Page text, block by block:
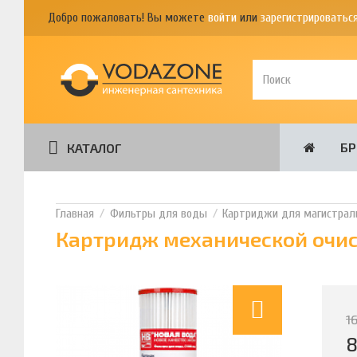
Добро пожаловать! Вы можете войти или
КАТАЛОГ
Фильтры для воды Картриджи для
Картридж механической